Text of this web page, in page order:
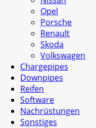
Opel
Porsche
Renault
Skoda
Volkswagen
Chargepipes
Downpipes
Reifen
Software
Nachrüstungen
Sonstiges